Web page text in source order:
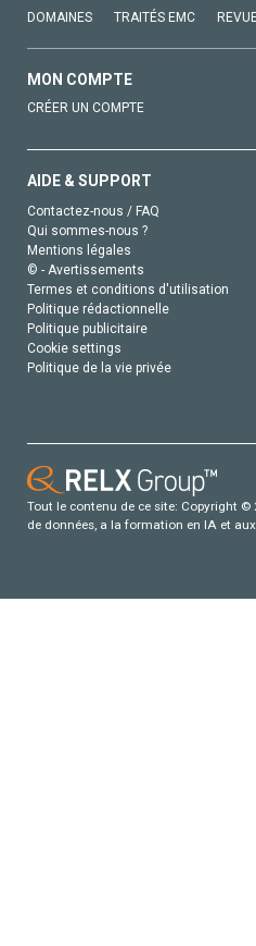
DOMAINES TRAITÉS EMC
MON COMPTE
CRÉER UN COMPTE
AIDE & SUPPORT
Contactez-nous / FAQ
Qui sommes-nous ?
Mentions légales
© - Avertissements
Termes et conditions d'utilisation
Politique rédactionnelle
Politique publicitaire
Cookie settings
Politique de la vie privée
Tout le contenu de ce site: Copyright
de données, a la formation en IA et